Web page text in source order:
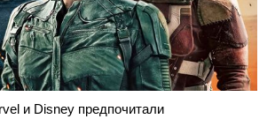
и Disney предпочитали